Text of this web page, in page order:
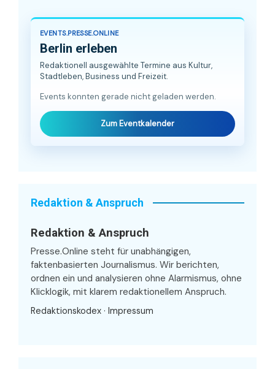
EVENTS.PRESSE.ONLINE
Berlin erleben
Redaktionell ausgewählte Termine aus Kultur,
Stadtleben, Business und Freizeit.
Events konnten gerade nicht geladen werden.
Zum Eventkalender
Redaktion & Anspruch
Redaktion & Anspruch
Presse.Online steht für unabhängigen,
faktenbasierten Journalismus. Wir berichten,
ordnen ein und analysieren ohne Alarmismus, ohne
Klicklogik, mit klarem redaktionellem Anspruch.
Redaktionskodex · Impressum